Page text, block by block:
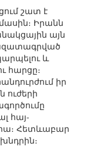
շատ է
Իրանն
այն
և
հարցը։
իր
ուժերի
հայ-
Հետևաբար